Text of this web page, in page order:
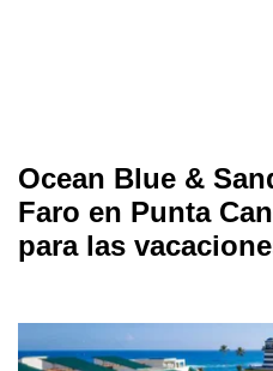
Ocean Blue &
Faro en Punta
para las